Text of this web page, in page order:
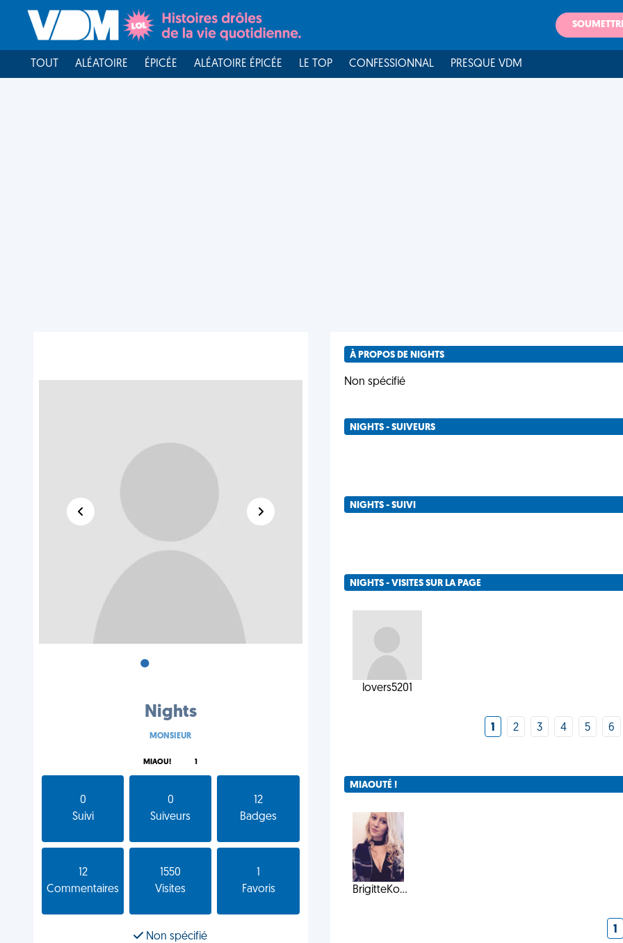
TOUT ALÉATOIRE ÉPICÉE ALÉATOIRE ÉPICÉE LE TOP CONFESSIONNAL PRESQUE VDM
•
Nights
MONSIEUR
MIAOU! 1
0
Suivi
0
Suiveurs
12
Badges
12
Commentaires
1550
Visites
Favoris
Non spécifié
À PROPOS DE NIGHTS
Non spécifié
NIGHTS - SUIVEURS
NIGHTS - SUIVI
NIGHTS - VISITES SUR LA PAGE
lovers5201
1 2 3 4 5 6
MIAOUTÉ !
BrigitteKo...
1